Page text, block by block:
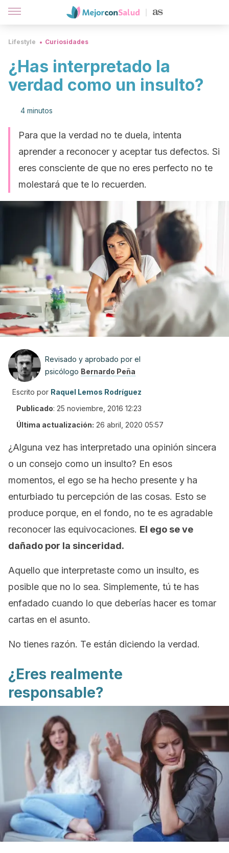
Lifestyle Curiosidades
¿Has interpretado la
verdad como un insulto?
4 minutos
Para que la verdad no te duela, intenta
aprender a reconocer y aceptar tus defectos. Si
eres consciente de que no eres perfecto no te
molestará que te lo recuerden.
Revisado y aprobado por el
psicólogo Bernardo Peña
Escrito por Raquel Lemos Rodríguez
Publicado: 25 noviembre, 2016 12:23
Última actualización: 26 abril, 2020 05:57
¿Alguna vez has interpretado una opinión sincera
o un consejo como un insulto? En esos
momentos, el ego se ha hecho presente y ha
enturbiado tu percepción de las cosas. Esto se
produce porque, en el fondo, no te es agradable
reconocer las equivocaciones. El ego se ve
dañado por la sinceridad.
Aquello que interpretaste como un insulto, es
posible que no lo sea. Simplemente, tú te has
enfadado cuando lo que deberías hacer es tomar
cartas en el asunto.
No tienes razón. Te están diciendo la verdad.
¿Eres realmente
responsable?